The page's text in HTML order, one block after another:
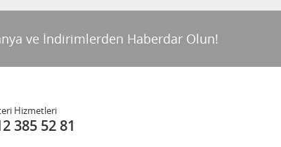
ve İndirimlerden Haberdar Olun!
Hizmetleri
385 52 81